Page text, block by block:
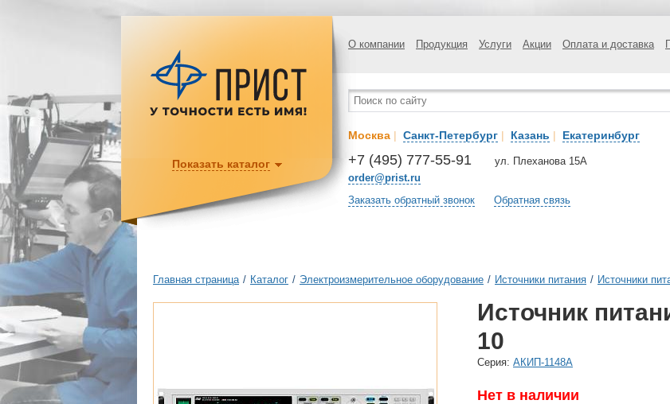
О компании Продукция Услуги Акции Оплата и доставка
Москва | Санкт-Петербург | Казань | Екатеринбург
+7 (495) 777-55-91
order@prist.ru
ул. Плеханова 15А
Заказать обратный звонок Обратная связь
Показать каталог
Главная страница / Каталог / Электроизмерительное оборудование / Источники питания / Источники
Источник
10
Cерия: АКИП-1148А
Нет в наличии